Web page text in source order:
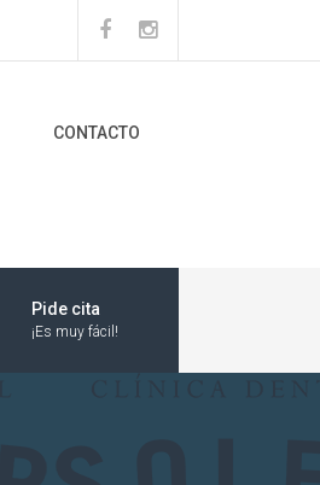
CONTACTO
Pide cita
¡Es muy fácil!